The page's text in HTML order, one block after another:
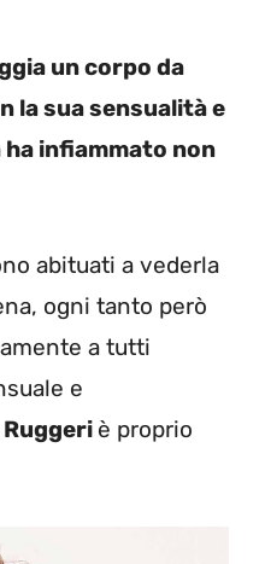
un corpo da
la sua sensualità e
ha infiammato non
abituati a vederla
ogni tanto però
a tutti
e
è proprio